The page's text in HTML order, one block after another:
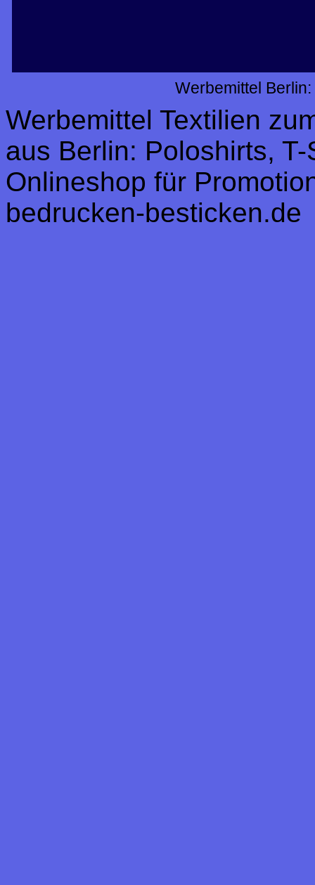
Werbemittel
Werbemittel Textilien
aus Berlin: Poloshirts,
Onlineshop für
bedrucken-besticken.de